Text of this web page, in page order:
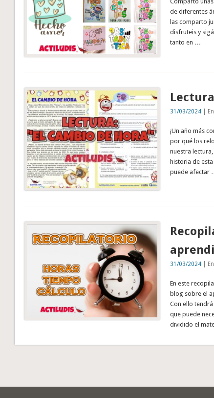
de diferentes
las comparto
disfruteis y
tanto en …
31/03/2024|
¡Un año más
por qué los
nuestra
historia de
puede afectar
31/03/2024|
En este
blog sobre el
Con ello
que puede
dividido el